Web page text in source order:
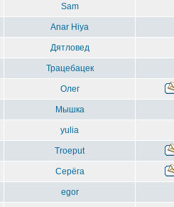
Sam
Anar Hiya
Дятловед
Трацебацек
Олег
Мышка
yulia
Troeput
Серёга
egor